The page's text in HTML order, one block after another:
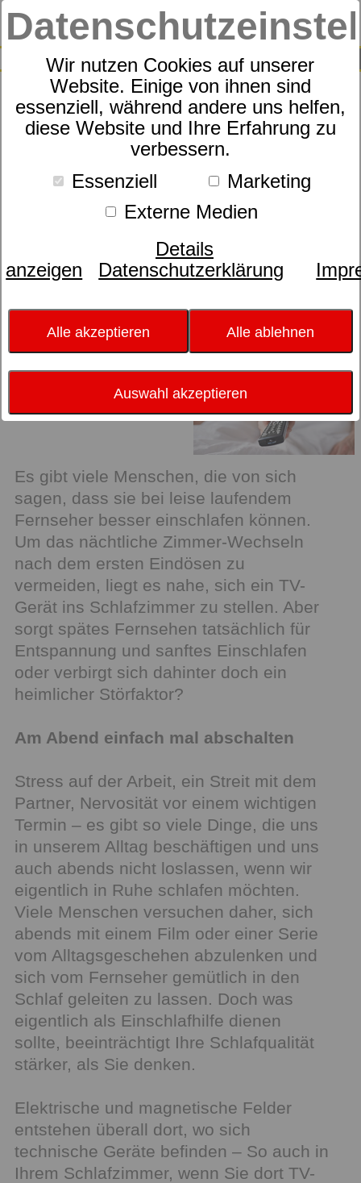
Wir nutzen Cookies auf unserer
Website. Einige von ihnen sind
essenziell, während andere uns helfen,
diese Website und Ihre Erfahrung zu
verbessern.
Essenziell
Marketing
Externe Medien
Details
anzeigen
Datenschutzerklärung
Alle akzeptieren Alle ablehnen
Auswahl akzeptieren
SUCHE
0
Suche nach
Schlafexperten-Tipps:
Schlafwissen für
erholsame Nächte
Kategorie:Lifestyle & Einrichtung
Matratzen
Fernseher im Schlafzimmer –
Einschlafhilfe oder Störfaktor?
Es gibt viele Menschen, die von sich
sagen, dass sie bei leise laufendem
Fernseher besser einschlafen können.
Um das nächtliche Zimmer-Wechseln
nach dem ersten Eindösen zu
vermeiden, liegt es nahe, sich ein TV-
Gerät ins Schlafzimmer zu stellen. Aber
sorgt spätes Fernsehen tatsächlich für
Entspannung und sanftes Einschlafen
oder verbirgt sich dahinter doch ein
heimlicher Störfaktor?
Am Abend einfach mal abschalten
Stress auf der Arbeit, ein Streit mit dem
Partner, Nervosität vor einem wichtigen
Termin – es gibt so viele Dinge, die uns
in unserem Alltag beschäftigen und uns
auch abends nicht loslassen, wenn wir
eigentlich in Ruhe schlafen möchten.
Viele Menschen versuchen daher, sich
abends mit einem Film oder einer Serie
vom Alltagsgeschehen abzulenken und
sich vom Fernseher gemütlich in den
Schlaf geleiten zu lassen. Doch was
eigentlich als Einschlafhilfe dienen
sollte, beeinträchtigt Ihre Schlafqualität
stärker, als Sie denken.
Elektrische und magnetische Felder
entstehen überall dort, wo sich
technische Geräte befinden – So auch in
Ihrem Schlafzimmer, wenn Sie dort TV-